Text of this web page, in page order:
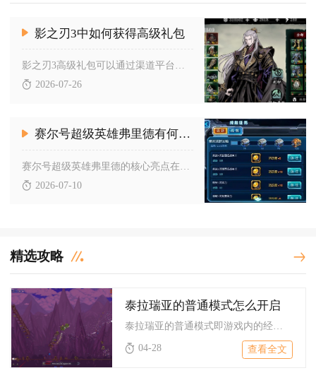
影之刃3中如何获得高级礼包
影之刃3高级礼包可以通过渠道平台领专属CDK、游戏内活动任务...
2026-07-26
赛尔号超级英雄弗里德有何亮点
2026-07-10
精选攻略
泰拉瑞亚的普通模式怎么开启
泰拉瑞亚的普通模式即游戏内的经典模式，开启普通模式需在创建角...
04-28
查看全文